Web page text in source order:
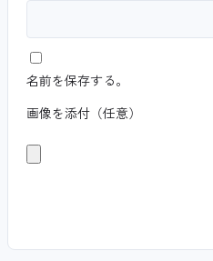
名前を保存する。
画像を添付（任意）